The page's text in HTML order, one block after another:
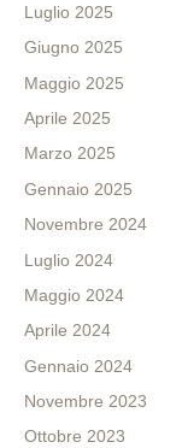
Luglio 2025
Giugno 2025
Maggio 2025
Aprile 2025
Marzo 2025
Gennaio 2025
Novembre 2024
Luglio 2024
Maggio 2024
Aprile 2024
Gennaio 2024
Novembre 2023
Ottobre 2023